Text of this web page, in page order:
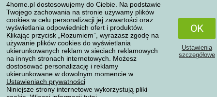
4home.pl dostosowujemy do Ciebie. Na podstawie
Twojego zachowania na stronie używamy plików
cookies w celu personalizacji jej zawartości oraz
wyświetlania odpowiednich ofert i produktów.
Klikając przycisk „Rozumiem”, wyrażasz zgodę na
używanie plików cookies do wyświetlania
ukierunkowanych reklam w sieciach reklamowych
na innych stronach internetowych. Możesz
dostosować personalizację i reklamy
ukierunkowane w dowolnym momencie w
Ustawieniach prywatności
Niniejsze strony internetowe wykorzystują pliki
OK
Ustawienia
szczegółowe
Sposoby transportu
Metody płatności
Niezawodny sklep